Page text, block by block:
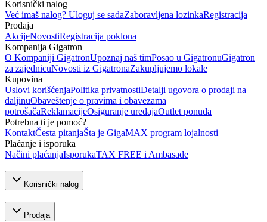
Korisnički nalog
Već imaš nalog? Uloguj se sadaZaboravljena lozinkaRegistracija
Prodaja
AkcijeNovostiRegistracija poklona
Kompanija Gigatron
O Kompaniji GigatronUpoznaj naš timPosao u GigatronuGigatron
za zajednicuNovosti iz GigatronaZakupljujemo lokale
Kupovina
Uslovi korišćenjaPolitika privatnostiDetalji ugovora o prodaji na
daljinuObaveštenje o pravima i obavezama
potrošačaReklamacijeOsiguranje uređajaOutlet ponuda
Potrebna ti je pomoć?
KontaktČesta pitanjaŠta je GigaMAX program lojalnosti
Plaćanje i isporuka
Načini plaćanjaIsporukaTAX FREE i Ambasade
Korisnički nalog
Prodaja